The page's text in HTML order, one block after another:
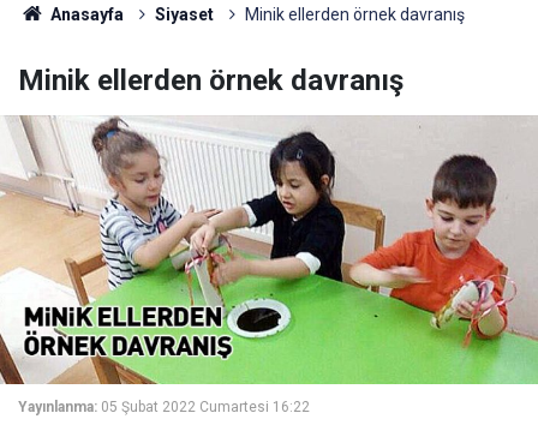
Anasayfa Siyaset Minik ellerden örnek davranış
Minik ellerden örnek davranış
Yayınlanma: 05 Şubat 2022 Cumartesi 16:22